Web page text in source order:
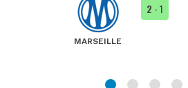
MARSEILLE
2 - 1